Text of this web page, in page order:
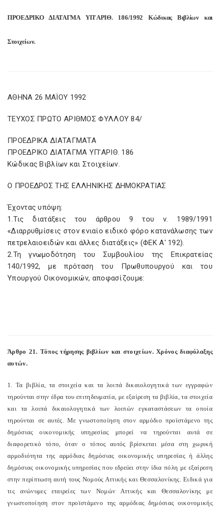
ΠΡΟΕΔΡΙΚΟ ΔΙΑΤΑΓΜΑ ΥΠ'ΑΡΙΘ. 186/1992 Κώδικας Βιβλίων και
Στοιχείων.
ΑΘΗΝΑ 26 ΜΑΪΟΥ 1992
ΤΕΥΧΟΣ ΠΡΩΤΟ ΑΡΙΘΜΟΣ ΦΥΛΛΟΥ 84/
ΠΡΟΕΔΡΙΚΑ ΔΙΑΤΑΓΜΑΤΑ
ΠΡΟΕΔΡΙΚΟ ΔΙΑΤΑΓΜΑ ΥΠ'ΑΡΙΘ. 186
Κώδικας Βιβλίων και Στοιχείων.
Ο ΠΡΟΕΔΡΟΣ ΤΗΣ ΕΛΛΗΝΙΚΗΣ ΔΗΜΟΚΡΑΤΙΑΣ
Έχοντας υπόψη:
1.Τις διατάξεις του άρθρου 9 του ν. 1989/1991
«Διαρρυθμίσεις στον ενιαίο ειδικό φόρο κατανάλωσης των
πετρελαιοειδών και άλλες διατάξεις» (ΦΕΚ Α' 192).
2.Τη γνωμοδότηση του Συμβουλίου της Επικρατείας
140/1992, με πρόταση του Πρωθυπουργού και του
Υπουργού Οικονομικών, αποφασίζουμε:
Άρθρο 21. Τόπος τήρησης βιβλίων και στοιχείων. Χρόνος διαφύλαξης
αυτών.
1. Τα βιβλία, τα στοιχεία και τα λοιπά δικαιολογητικά των εγγραφών
τηρούνται στην έδρα του επιτηδευματία, με εξαίρεση τα βιβλία, τα στοιχεία
και τα λοιπά δικαιολογητικά των λοιπών εγκαταστάσεων τα οποία
τηρούνται σε αυτές. Με γνωστοποίηση στον αρμόδιο προϊστάμενο της
δημόσιας οικονομικής υπηρεσίας μπορεί να τηρούνται αυτά σε
διαφορετικό τόπο, όταν ο τόπος αυτός βρίσκεται μέσα στη χωρική
αρμοδιότητα της αρμόδιας δημόσιας οικονομικής υπηρεσίας ή άλλης
δημόσιας οικονομικής υπηρεσίας που εδρεύει στην ίδια πόλη με εξαίρεση
στην περίπτωση αυτή τους Νομούς Αττικής και Θεσσαλονίκης. Ειδικά για
τις ανώνυμες εταιρείες των Νομών Αττικής και Θεσσαλονίκης με
γνωστοποίηση στον προϊστάμενο της αρμόδιας δημόσιας οικονομικής